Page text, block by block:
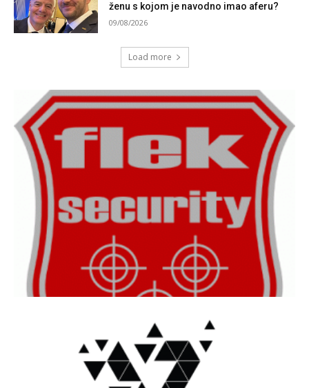
ženu s kojom je navodno imao aferu?
09/08/2026
Load more